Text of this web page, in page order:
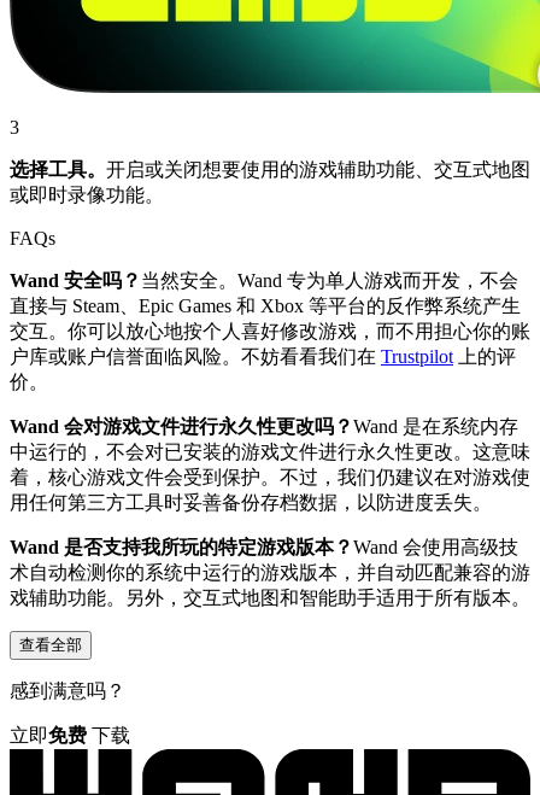
3
选择工具。 开启或关闭想要使用的游戏辅助功能、交互式地图
或即时录像功能。
FAQs
Wand 安全吗？ 当然安全。Wand 专为单人游戏而开发，不会
直接与 Steam、Epic Games 和 Xbox 等平台的反作弊系统产生
交互。你可以放心地按个人喜好修改游戏，而不用担心你的账
户库或账户信誉面临风险。不妨看看我们在 Trustpilot 上的评
价。
Wand 会对游戏文件进行永久性更改吗？Wand 是在系统内存
中运行的，不会对已安装的游戏文件进行永久性更改。这意味
着，核心游戏文件会受到保护。不过，我们仍建议在对游戏使
用任何第三方工具时妥善备份存档数据，以防进度丢失。
Wand 是否支持我所玩的特定游戏版本？Wand 会使用高级技
术自动检测你的系统中运行的游戏版本，并自动匹配兼容的游
戏辅助功能。另外，交互式地图和智能助手适用于所有版本。
查看全部
感到满意吗？
立即免费 下载